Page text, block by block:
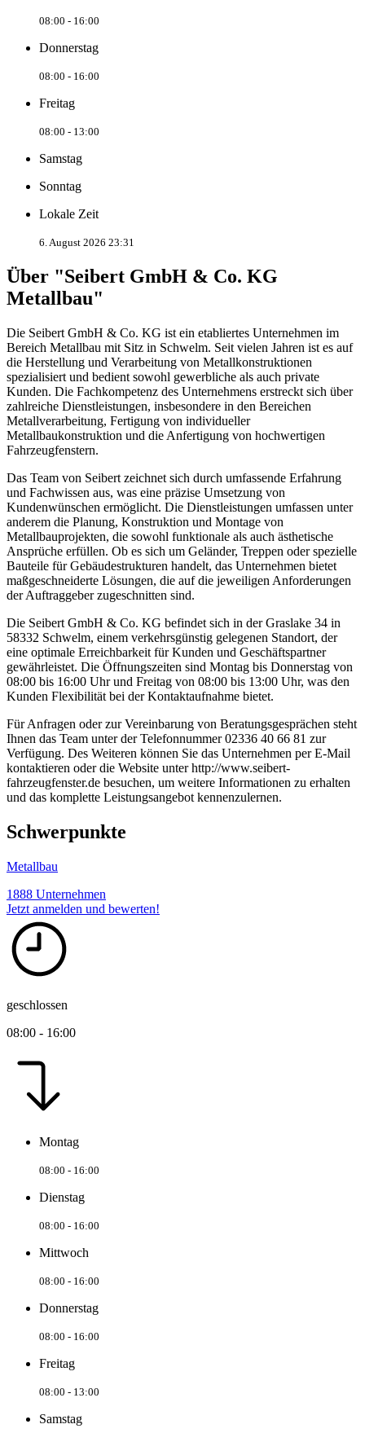
08:00 - 16:00
Donnerstag
08:00 - 16:00
Freitag
08:00 - 13:00
Samstag
Sonntag
Lokale Zeit
6. August 2026 23:31
Über "Seibert GmbH & Co. KG
Metallbau"
Die Seibert GmbH & Co. KG ist ein etabliertes Unternehmen im
Bereich Metallbau mit Sitz in Schwelm. Seit vielen Jahren ist es auf
die Herstellung und Verarbeitung von Metallkonstruktionen
spezialisiert und bedient sowohl gewerbliche als auch private
Kunden. Die Fachkompetenz des Unternehmens erstreckt sich über
zahlreiche Dienstleistungen, insbesondere in den Bereichen
Metallverarbeitung, Fertigung von individueller
Metallbaukonstruktion und die Anfertigung von hochwertigen
Fahrzeugfenstern.
Das Team von Seibert zeichnet sich durch umfassende Erfahrung
und Fachwissen aus, was eine präzise Umsetzung von
Kundenwünschen ermöglicht. Die Dienstleistungen umfassen unter
anderem die Planung, Konstruktion und Montage von
Metallbauprojekten, die sowohl funktionale als auch ästhetische
Ansprüche erfüllen. Ob es sich um Geländer, Treppen oder spezielle
Bauteile für Gebäudestrukturen handelt, das Unternehmen bietet
maßgeschneiderte Lösungen, die auf die jeweiligen Anforderungen
der Auftraggeber zugeschnitten sind.
Die Seibert GmbH & Co. KG befindet sich in der Graslake 34 in
58332 Schwelm, einem verkehrsgünstig gelegenen Standort, der
eine optimale Erreichbarkeit für Kunden und Geschäftspartner
gewährleistet. Die Öffnungszeiten sind Montag bis Donnerstag von
08:00 bis 16:00 Uhr und Freitag von 08:00 bis 13:00 Uhr, was den
Kunden Flexibilität bei der Kontaktaufnahme bietet.
Für Anfragen oder zur Vereinbarung von Beratungsgesprächen steht
Ihnen das Team unter der Telefonnummer 02336 40 66 81 zur
Verfügung. Des Weiteren können Sie das Unternehmen per E-Mail
kontaktieren oder die Website unter http://www.seibert-
fahrzeugfenster.de besuchen, um weitere Informationen zu erhalten
und das komplette Leistungsangebot kennenzulernen.
Schwerpunkte
Metallbau
1888 Unternehmen
Jetzt anmelden und bewerten!
geschlossen
08:00 - 16:00
Montag
08:00 - 16:00
Dienstag
08:00 - 16:00
Mittwoch
08:00 - 16:00
Donnerstag
08:00 - 16:00
Freitag
08:00 - 13:00
Samstag